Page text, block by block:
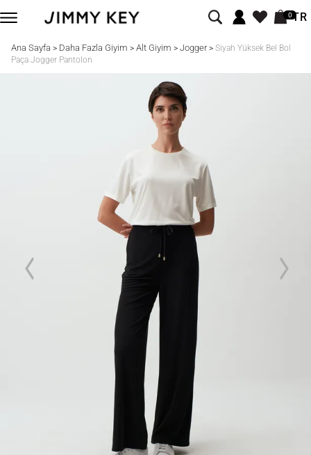
0TR
Ana Sayfa > Daha Fazla Giyim > Alt Giyim > Jogger> Siyah Yüksek Bel Bol
Paça Jogger Pantolon